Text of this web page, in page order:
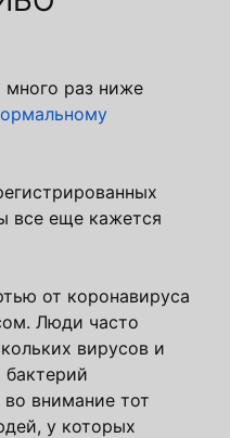
много раз ниже
все еще кажется
от коронавируса
Люди часто
вирусов и
бактерий
внимание тот
у которых